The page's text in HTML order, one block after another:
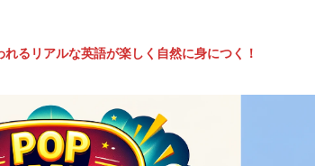
るリアルな英語が楽しく自然に身につく！